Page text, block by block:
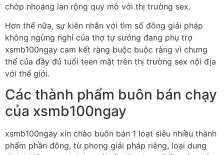
chớp nhoáng lan rộng quy mô với thị trường sex.
Hơn thế nữa, sự kiên nhẫn với tìm số đông giải pháp
không ngừng nghỉ của thợ tự sướng đang phụ trợ
xsmb100ngay cam kết ràng buộc buộc ràng vì chưng
thế của đầy đủ tuổi teen mặt trên thị trường sex nội địa
với thế giới.
Các thành phẩm buôn bán chạy
của xsmb100ngay
xsmb100ngay xin chào buôn bán 1 loạt siêu nhiều thành
phẩm phần đông, từ phong giải pháp riêng, loại dung